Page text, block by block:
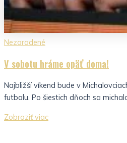
Nezaradené
V sobotu hráme opäť doma!
Najbližší víkend bude v
futbalu. Po šiestich dňoch sa
Zobraziť viac